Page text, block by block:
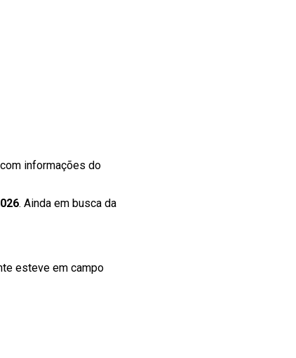
informações do
. Ainda em busca da
esteve em campo